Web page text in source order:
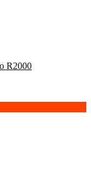
R2000